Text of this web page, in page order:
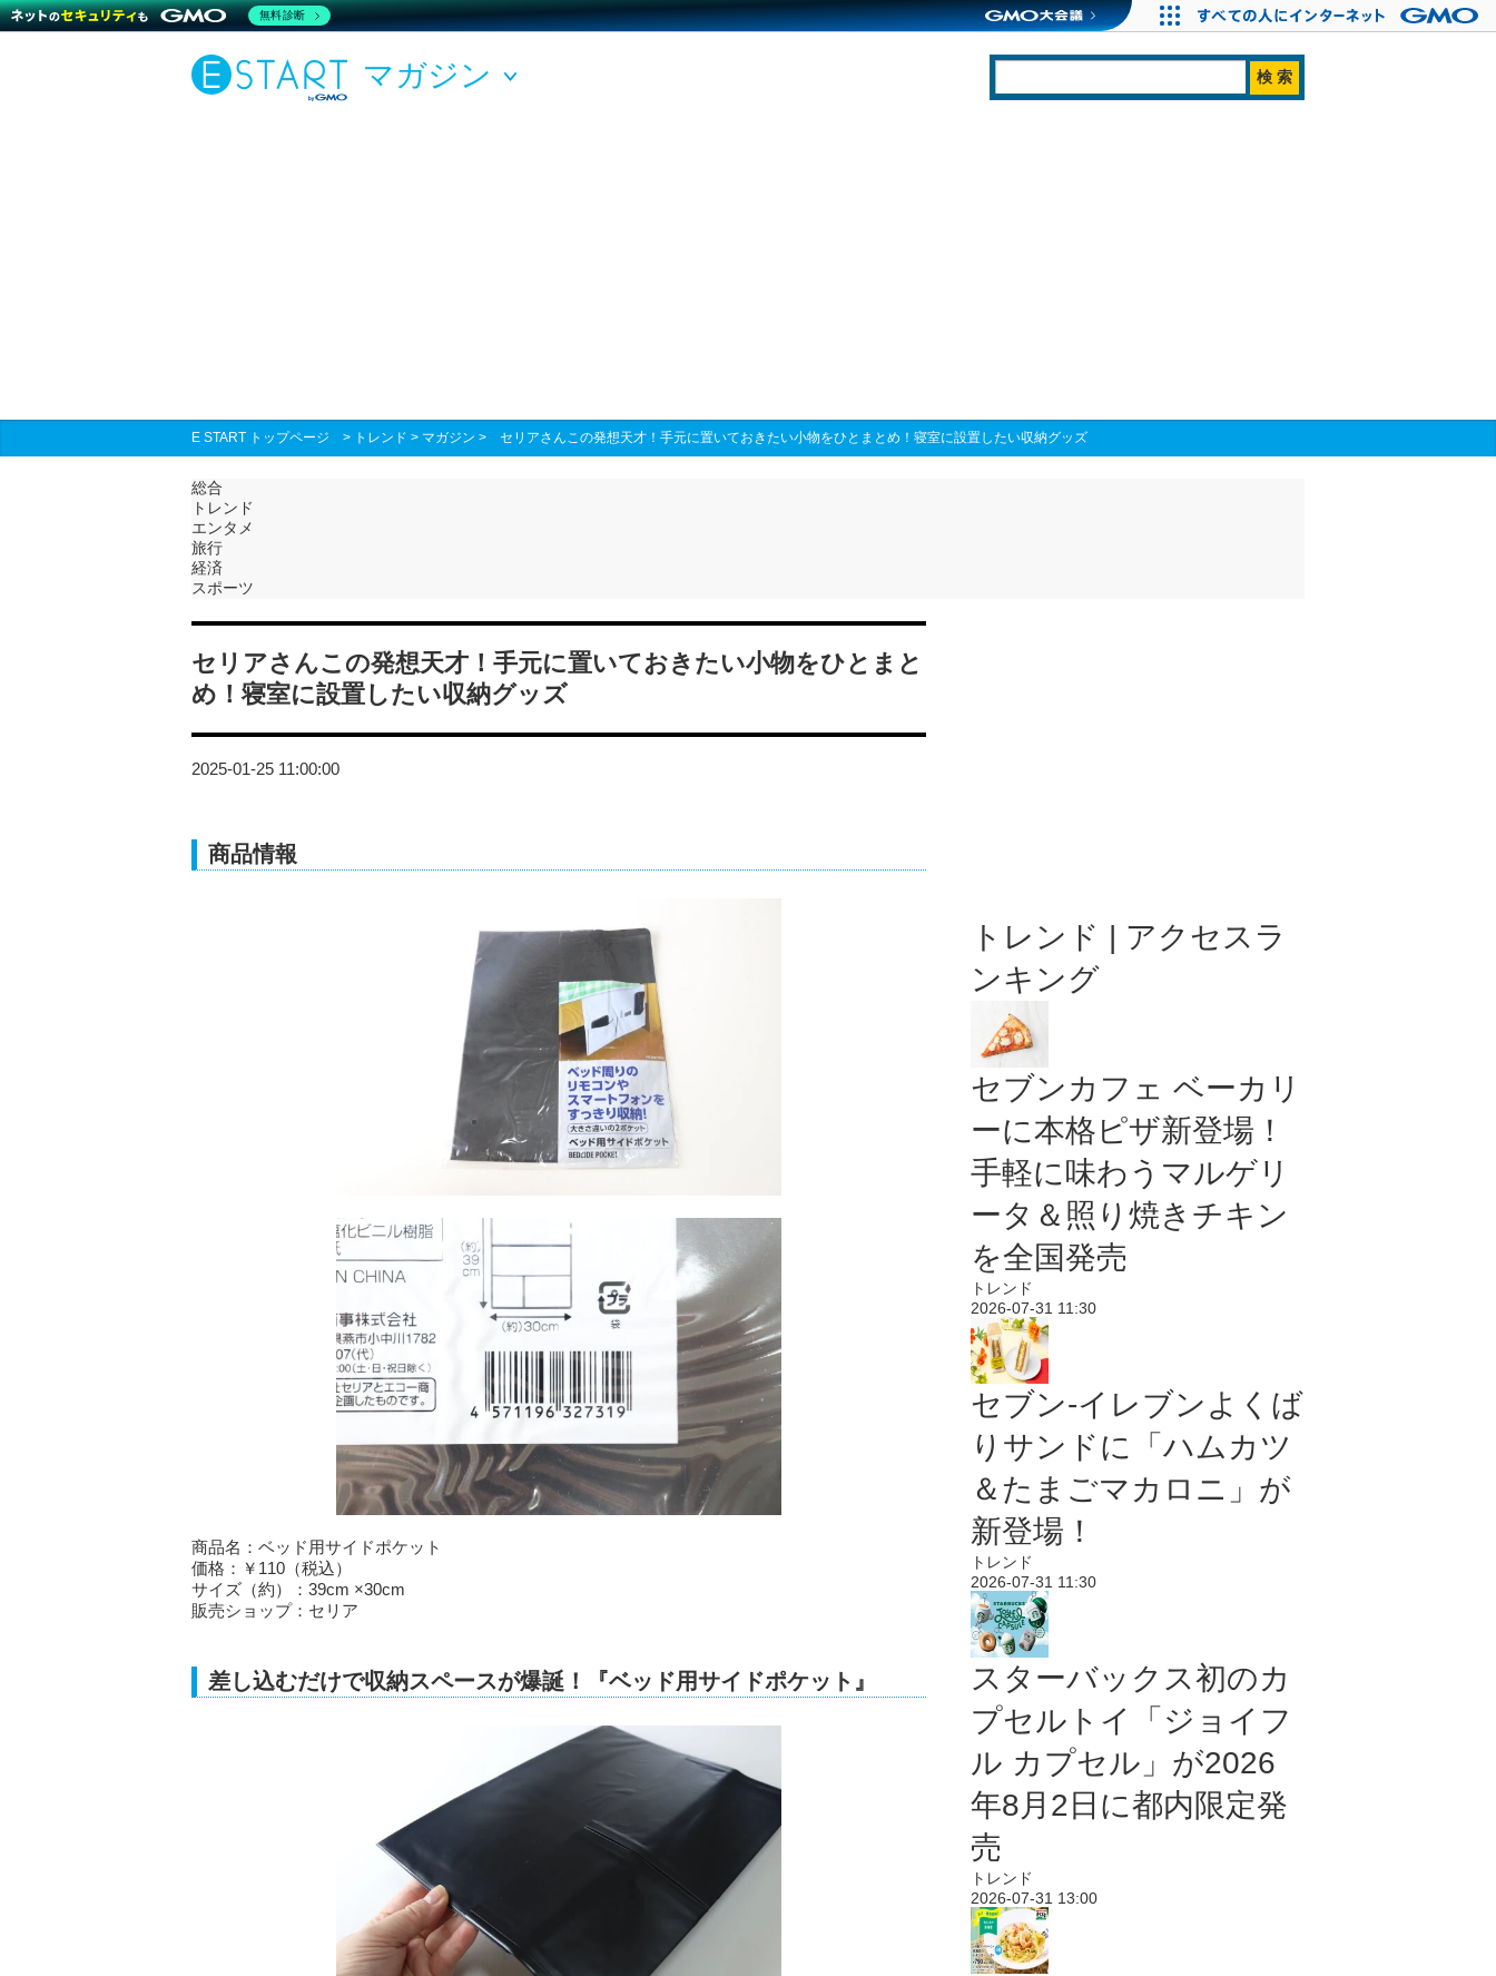
マガジン
E START トップページ > トレンド > マガジン > セリアさんこの発想天才！手元に置いておきたい小物をひとまとめ！寝室に設置したい収納グッズ
総合
トレンド
エンタメ
旅行
経済
スポーツ
セリアさんこの発想天才！手元に置いておきたい小物をひとまと
め！寝室に設置したい収納グッズ
2025-01-25 11:00:00
商品情報
商品名：ベッド用サイドポケット
価格：￥110（税込）
サイズ（約）：39cm ×30cm
販売ショップ：セリア
差し込むだけで収納スペースが爆誕！『ベッド用サイドポケット』
トレンド | アクセスラ
ンキング
セブンカフェ ベーカリ
ーに本格ピザ新登場！
手軽に味わうマルゲリ
ータ＆照り焼きチキン
を全国発売
トレンド
2026-07-31 11:30
セブン‐イレブンよくば
りサンドに「ハムカツ
＆たまごマカロニ」が
新登場！
トレンド
2026-07-31 11:30
スターバックス初のカ
プセルトイ「ジョイフ
ル カプセル」が2026
年8月2日に都内限定発
売
トレンド
2026-07-31 13:00
無料診断